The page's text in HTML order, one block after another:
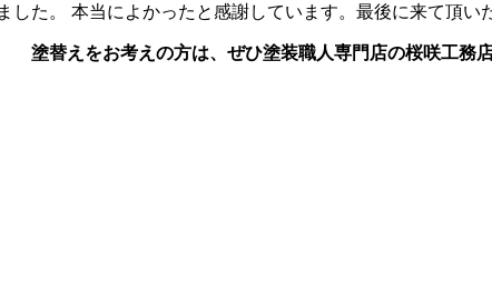
した。 本当によかったと感謝しています。最後に来て頂い
塗替えをお考えの方は、ぜひ塗装職人専門店の桜咲工務